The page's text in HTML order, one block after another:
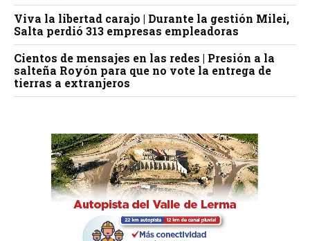
Viva la libertad carajo | Durante la gestión Milei,
Salta perdió 313 empresas empleadoras
Cientos de mensajes en las redes | Presión a la
salteña Royón para que no vote la entrega de
tierras a extranjeros